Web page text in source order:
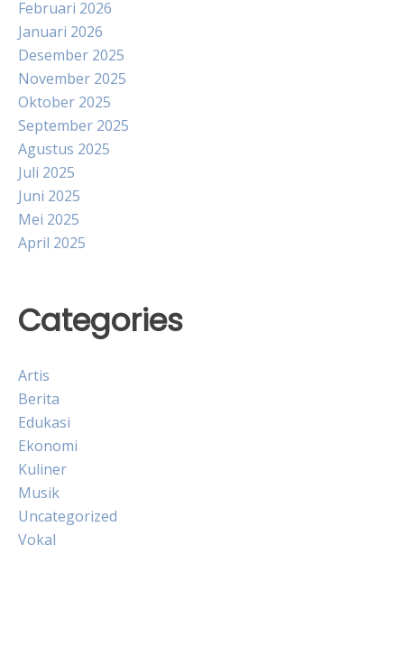
Februari 2026
Januari 2026
Desember 2025
November 2025
Oktober 2025
September 2025
Agustus 2025
Juli 2025
Juni 2025
Mei 2025
April 2025
Categories
Artis
Berita
Edukasi
Ekonomi
Kuliner
Musik
Uncategorized
Vokal